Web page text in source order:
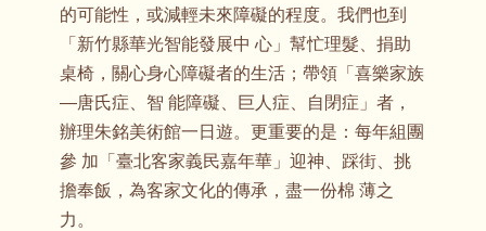
的可能性，或減輕未來障礙的程度。我們也到
「新竹縣華光智能發展中 心」幫忙理髮、捐助
桌椅，關心身心障礙者的生活；帶領「喜樂家族
—唐氏症、智 能障礙、巨人症、自閉症」者，
辦理朱銘美術館一日遊。更重要的是：每年組團
參 加「臺北客家義民嘉年華」迎神、踩街、挑
擔奉飯，為客家文化的傳承，盡一份棉 薄之
力。